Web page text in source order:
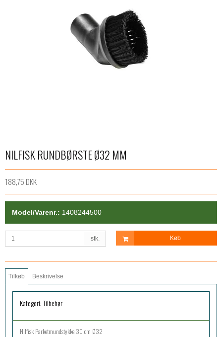
NILFISK RUNDBØRSTE Ø32 MM
188,75 DKK
Model/Varenr.: 1408244500
stk. Køb
Tilkøb Beskrivelse
Kategori:Tilbehør
Nilfisk Parketmundstykke 30 cm Ø32